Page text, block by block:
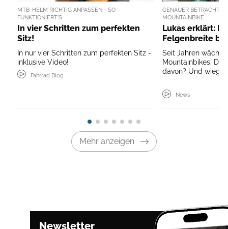
MTB-HELM RICHTIG ANPASSEN - SO
FUNKTIONIERT'S
In vier Schritten zum perfekten
Sitz!
In nur vier Schritten zum perfekten Sitz -
inklusive Video!
Fahrrad Blog
GENAUER
MOUNTAINBIKE
Lukas erklärt:
Felgenbreite
Seit Jahren
Mountainbikes.
davon? Und wiegt
News
Mehr anzeigen
Newsletter